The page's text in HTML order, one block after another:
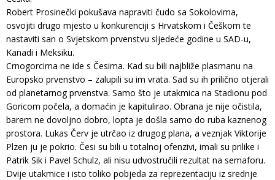
Robert Prosinečki pokušava napraviti čudo sa Sokolovima,
osvojiti drugo mjesto u konkurenciji s Hrvatskom i Češkom te
nastaviti san o Svjetskom prvenstvu sljedeće godine u SAD-u,
Kanadi i Meksiku.
Crnogorcima ne ide s Česima. Kad su bili najbliže plasmanu na
Europsko prvenstvo – zalupili su im vrata. Sad su ih prilično otjerali
od planetarnog prvenstva. Samo što je utakmica na Stadionu pod
Goricom počela, a domaćin je kapitulirao. Obrana je nije očistila,
barem ne dovoljno dobro, lopta je došla samo do ruba kaznenog
prostora. Lukas Červ je utrčao iz drugog plana, a veznjak Viktorije
Plzen ju je pokrio. Česi su bili u totalnoj ofenzivi, imali su prilike i
Patrik Sik i Pavel Schulz, ali nisu udvostručili rezultat na semaforu.
Dvije utakmice i isto toliko pobjeda za reprezentaciju iz srednje